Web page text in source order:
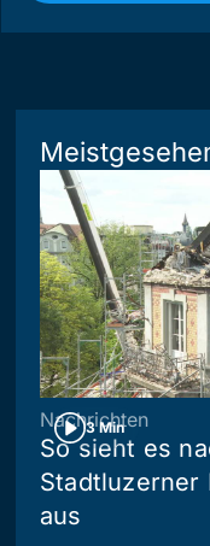
3 Min
Nachrichten
So sieht es
Stadtluzerner
aus